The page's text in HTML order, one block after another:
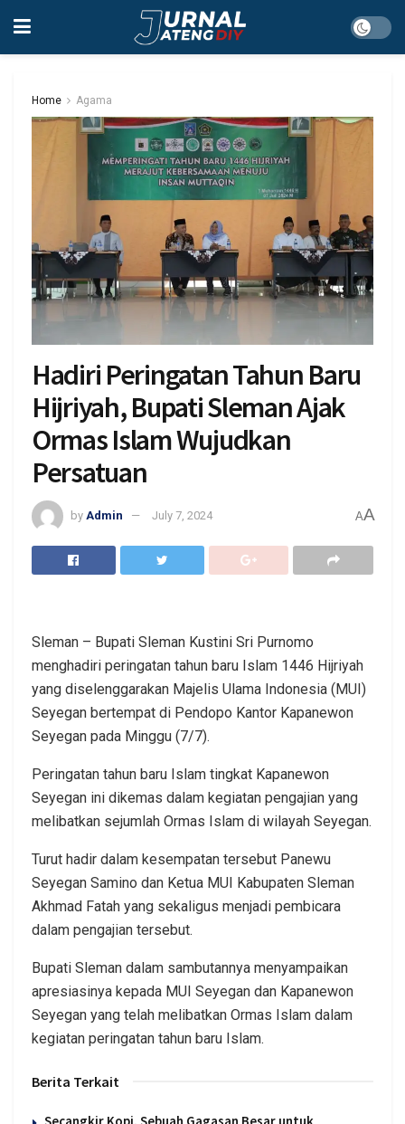
Home Agama
Hadiri Peringatan Tahun Baru
Hijriyah, Bupati Sleman Ajak
Ormas Islam Wujudkan
Persatuan
by Admin July 7, 2024 AA
Sleman – Bupati Sleman Kustini Sri Purnomo
menghadiri peringatan tahun baru Islam 1446 Hijriyah
yang diselenggarakan Majelis Ulama Indonesia (MUI)
Seyegan bertempat di Pendopo Kantor Kapanewon
Seyegan pada Minggu (7/7).
Peringatan tahun baru Islam tingkat Kapanewon
Seyegan ini dikemas dalam kegiatan pengajian yang
melibatkan sejumlah Ormas Islam di wilayah Seyegan.
Turut hadir dalam kesempatan tersebut Panewu
Seyegan Samino dan Ketua MUI Kabupaten Sleman
Akhmad Fatah yang sekaligus menjadi pembicara
dalam pengajian tersebut.
Bupati Sleman dalam sambutannya menyampaikan
apresiasinya kepada MUI Seyegan dan Kapanewon
Seyegan yang telah melibatkan Ormas Islam dalam
kegiatan peringatan tahun baru Islam.
Berita Terkait